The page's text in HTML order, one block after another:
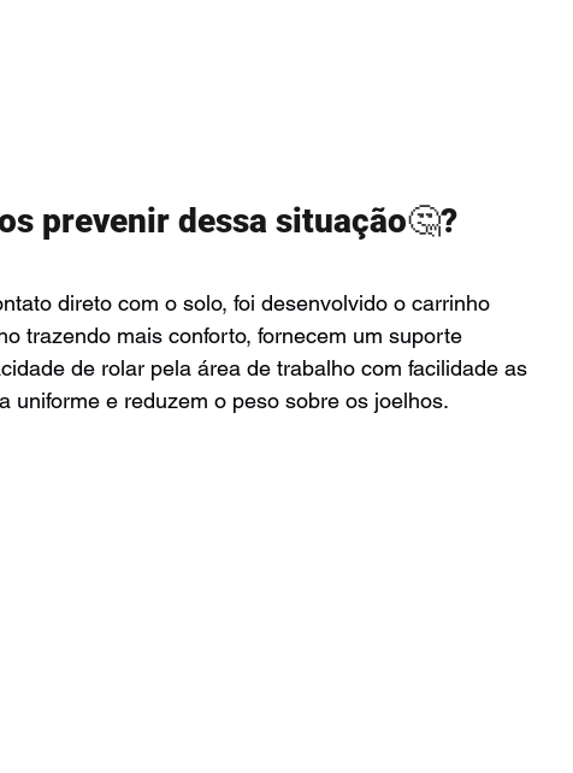
prevenir dessa situação🤔?
direto com o solo, foi desenvolvido o carrinho
trazendo mais conforto, fornecem um suporte
de rolar pela área de trabalho com facilidade as
uniforme e reduzem o peso sobre os joelhos.